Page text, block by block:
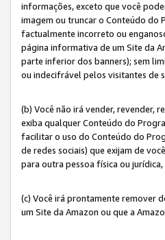
informações, exceto que você
imagem ou truncar o Conteúdo
factualmente incorreto ou
página informativa de um Site da
parte inferior dos banners); sem
ou indecifrável pelos visitantes de
(b) Você não irá vender, revender,
exiba qualquer Conteúdo do
facilitar o uso do Conteúdo do
de redes sociais) que exijam de
para outra pessoa física ou
(c) Você irá prontamente remover
um Site da Amazon ou que a